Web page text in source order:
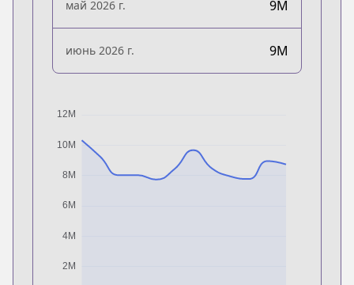
май 2026 г. 9M
июнь 2026 г. 9M